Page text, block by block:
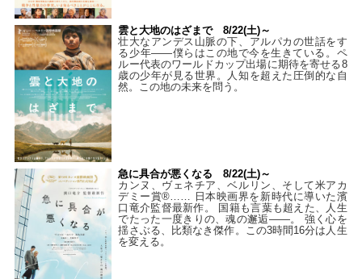
雲と大地のはざまで 8/22(土)～
壮大なアンデス山脈の下、アルパカの世話をす
る少年――僕らはこの地で今を生きている。ペ
ルー代表のワールドカップ出場に期待を寄せる8
歳の少年が見る世界。人知を超えた圧倒的な自
然。この地の未来を問う。
急に具合が悪くなる 8/22(土)～
カンヌ、ヴェネチア、ベルリン、そして米アカ
デミー賞®…… 日本映画界を新時代に導いた濱
口竜介監督最新作。 国籍も言葉も超えた、人生
でたった一度きりの、魂の邂逅――。 強く心を
揺さぶる、比類なき傑作。この3時間16分は人生
を変える。